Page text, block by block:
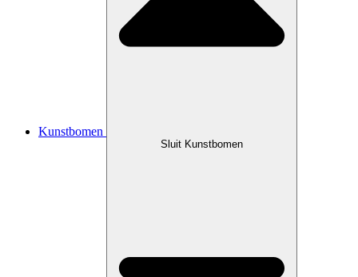
Kunstbomen
Sluit Kunstbomen